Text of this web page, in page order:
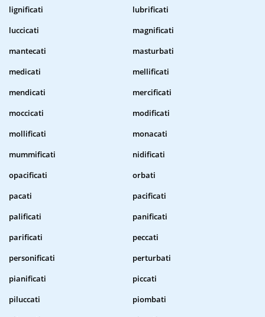
lignificati
lubrificati
luccicati
magnificati
mantecati
masturbati
medicati
mellificati
mendicati
mercificati
moccicati
modificati
mollificati
monacati
mummificati
nidificati
opacificati
orbati
pacati
pacificati
palificati
panificati
parificati
peccati
personificati
perturbati
pianificati
piccati
piluccati
piombati